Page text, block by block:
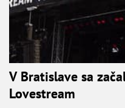
V Bratislave sa
Lovestream